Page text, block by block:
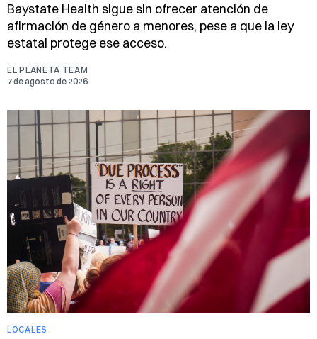
Baystate Health sigue sin ofrecer atención de
afirmación de género a menores, pese a que la ley
estatal protege ese acceso.
EL PLANETA TEAM
7 de agosto de 2026
LOCALES